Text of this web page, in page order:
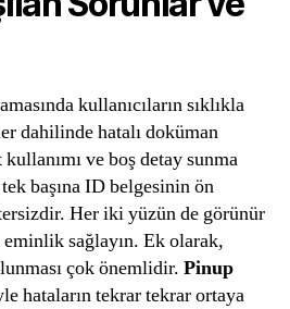
kullanıcıların sıklıkla
dahilinde hatalı doküman
ve boş detay sunma
başına ID belgesinin ön
Her iki yüzün de görünür
sağlayın. Ek olarak,
çok önemlidir. Pinup
hataların tekrar tekrar ortaya